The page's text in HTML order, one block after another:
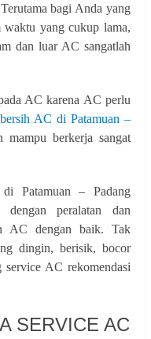
bagi Anda yang
waktu yang cukup lama,
dan luar AC sangatlah
AC karena AC perlu
AC di Patamuan –
mampu berkerja sangat
Patamuan – Padang
dengan peralatan dan
AC dengan baik. Tak
dingin, berisik, bocor
AC rekomendasi
SERVICE AC